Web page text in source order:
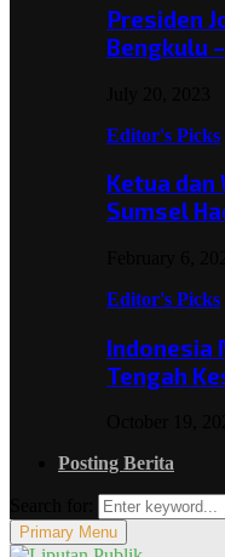
Presiden
Bengkulu
Editor's Picks
Ketua dan
Sumsel
Editor's Picks
Indonesia
Tengah
Posting Berita
Primary Menu